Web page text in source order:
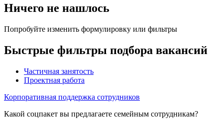
Ничего не нашлось
Попробуйте изменить формулировку или фильтры
Быстрые фильтры подбора вакансий
Частичная занятость
Проектная работа
Корпоративная поддержка сотрудников
Какой соцпакет вы предлагаете семейным сотрудникам?